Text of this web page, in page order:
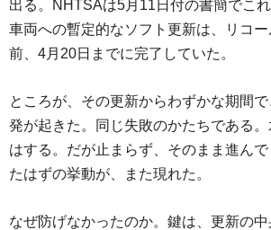
出る。NHTSAは5月11日付の書簡でこ
車両への暫定的なソフト更新は、リコー
前、4月20日までに完了していた。
ところが、その更新からわずかな期間
発が起きた。同じ失敗のかたちである
はする。だが止まらず、そのまま進ん
たはずの挙動が、また現れた。
なぜ防げなかったのか。鍵は、更新の